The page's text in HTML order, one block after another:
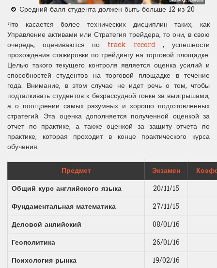
Средний балл студента должен быть больше 12 из 20
Что касается более технических дисциплин таких, как
Управление активами или Стратегия трейдера, то они, в свою
очередь, оцениваются по track record, успешности
прохождения стажировки по трейдингу на торговой площадке.
Целью такого текущего контроля является оценка усилий и
способностей студентов на торговой площадке в течение
года. Внимание, в этом случае не идет речь о том, чтобы
подталкивать студентов к безрассудной гонке за выигрышами,
а о поощрении самых разумных и хорошо подготовленных
стратегий. Эта оценка дополняется полученной оценкой за
отчет по практике, а также оценкой за защиту отчета по
практике, которая проходит в конце практического курса
обучения.
Предмет
Экзамен
Общий курс английского языка
20/11/15
Фундаментальная математика
27/11/15
Деловой анлийский
08/01/16
Геополитика
26/01/16
Психология рынка
19/02/16